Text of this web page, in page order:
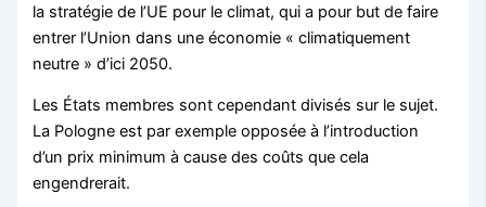
la stratégie de l’UE pour le climat, qui a pour but de faire
entrer l’Union dans une économie « climatiquement
neutre » d’ici 2050.
Les États membres sont cependant divisés sur le sujet.
La Pologne est par exemple opposée à l’introduction
d’un prix minimum à cause des coûts que cela
engendrerait.